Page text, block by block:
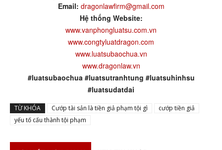
Email: dragonlawfirm@gmail.com
Hệ thống Website:
www.vanphongluatsu.com.vn
www.congtyluatdragon.com
www.luatsubaochua.vn
www.dragonlaw.vn
#luatsubaochua #luatsutranhtung #luatsuhinhsu
#luatsudatdai
TỪ KHÓA Cướp tài sản là tiền giả phạm tội gì
cướp tiền giả
yếu tố cấu thành tội phạm